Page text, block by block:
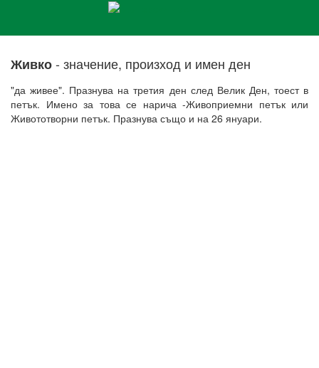
Живко- значение, произход и имен ден
"да живее". Празнува на третия ден след Велик Ден, тоест в
петък. Имено за това се нарича -Живоприемни петък или
Живототворни петък. Празнува също и на 26 януари.